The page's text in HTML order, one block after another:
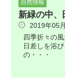
自然情報
新緑の中、
2019年05
四季折々の
日差しを浴
の・・・